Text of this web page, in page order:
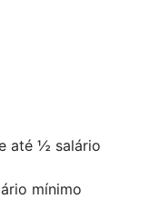
até ½ salário
mínimo